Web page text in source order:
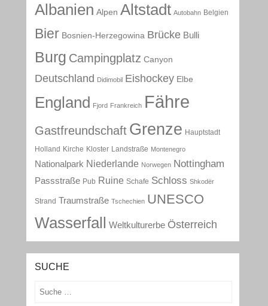
Albanien Alpen Altstadt Autobahn Belgien
Bier Bosnien-Herzegowina Brücke Bulli
Burg Campingplatz Canyon
Deutschland Didimobil Eishockey Elbe
England Fjord Frankreich Fähre
Gastfreundschaft Grenze Hauptstadt
Holland Kirche Kloster Landstraße Montenegro
Nationalpark Niederlande Norwegen Nottingham
Passstraße Pub Ruine Schafe Schloss Shkodër
Strand Traumstraße Tschechien UNESCO
Wasserfall Weltkulturerbe Österreich
SUCHE
Suchen